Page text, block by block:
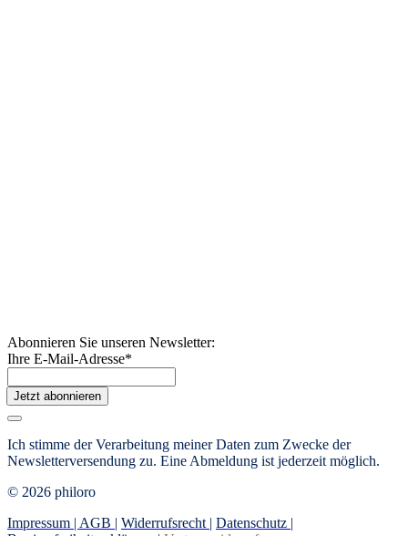
Abonnieren Sie unseren Newsletter:
Ihre E-Mail-Adresse*
Jetzt abonnieren
Ich stimme der Verarbeitung meiner Daten zum Zwecke der
Newsletterversendung zu. Eine Abmeldung ist jederzeit möglich.
© 2026 philoro
Impressum | AGB | Widerrufsrecht | Datenschutz |